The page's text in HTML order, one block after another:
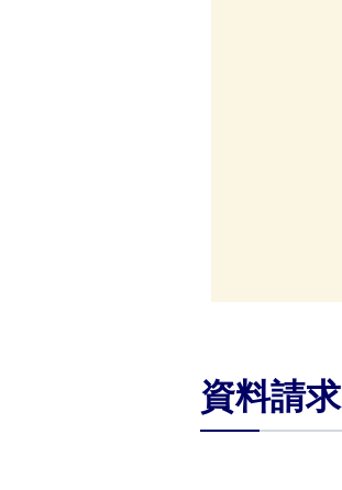
資料請求